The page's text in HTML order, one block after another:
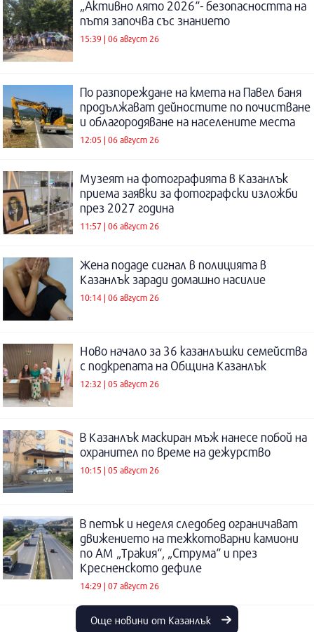
„Активно лято 2026“- безопасността на
пътя започва със знанието
15:39 | 06 август 26
По разпореждане на кмета на Павел баня
продължават дейностите по почистване
и облагородяване на населените места
12:05 | 06 август 26
Музеят на фотографията в Казанлък
приема заявки за фотографски изложби
през 2027 година
11:57 | 06 август 26
Жена подаде сигнал в полицията в
Казанлък заради домашно насилие
10:14 | 06 август 26
Ново начало за 36 казанлъшки семейства
с подкрепата на Община Казанлък
12:32 | 05 август 26
В Казанлък маскиран мъж нанесе побой на
охранител по време на дежурство
10:15 | 05 август 26
В петък и неделя следобед ограничават
движението на тежкотоварни камиони
по АМ „Тракия“, „Струма“ и през
Кресненското дефиле
14:29 | 07 август 26
Още новини от Казанлък